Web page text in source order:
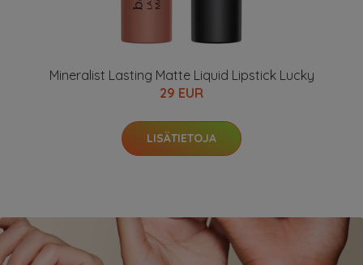
Mineralist Lasting Matte Liquid Lipstick Lucky
29 EUR
LISÄTIETOJA